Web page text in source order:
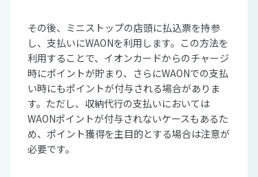
その後、ミニストップの店頭に払込票を持参
し、支払いにWAONを利用します。この方法を
利用することで、イオンカードからのチャージ
時にポイントが貯まり、さらにWAONでの支払
い時にもポイントが付与される場合がありま
す。ただし、収納代行の支払いにおいては
WAONポイントが付与されないケースもあるた
め、ポイント獲得を主目的とする場合は注意が
必要です。